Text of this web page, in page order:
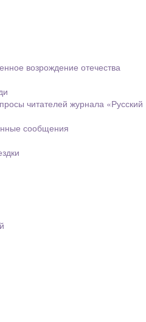
возрождение отечества
читателей журнала «Русский
сообщения